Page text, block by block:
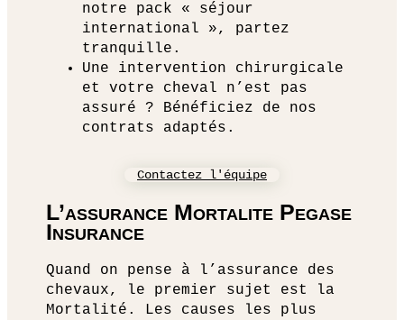
notre pack « séjour
international », partez
tranquille.
Une intervention chirurgicale
et votre cheval n’est pas
assuré ? Bénéficiez de nos
contrats adaptés.
Contactez l'équipe
L’assurance Mortalite Pegase
Insurance
Quand on pense à l’assurance des
chevaux, le premier sujet est la
Mortalité. Les causes les plus